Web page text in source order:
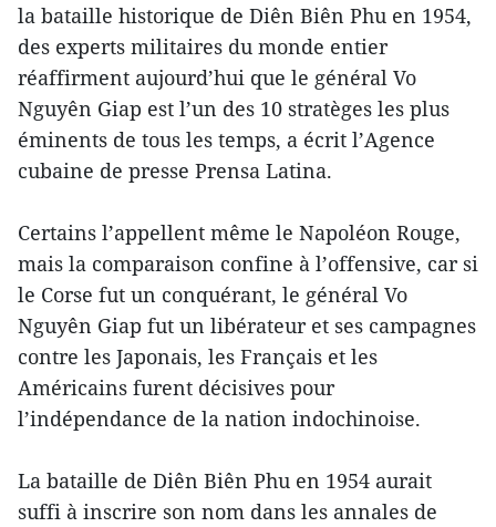
la bataille historique de Diên Biên Phu en 1954,
des experts militaires du monde entier
réaffirment aujourd’hui que le général Vo
Nguyên Giap est l’un des 10 stratèges les plus
éminents de tous les temps, a écrit l’Agence
cubaine de presse Prensa Latina.
Certains l’appellent même le Napoléon Rouge,
mais la comparaison confine à l’offensive, car si
le Corse fut un conquérant, le général Vo
Nguyên Giap fut un libérateur et ses campagnes
contre les Japonais, les Français et les
Américains furent décisives pour
l’indépendance de la nation indochinoise.
La bataille de Diên Biên Phu en 1954 aurait
suffi à inscrire son nom dans les annales de